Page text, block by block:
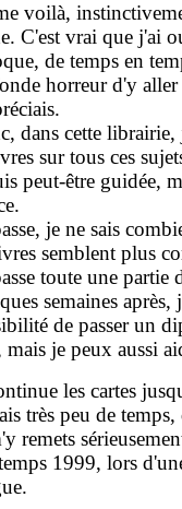
voilà,
C'est vrai que j'ai
de temps en
horreur d'y
dans cette
sur tous ces
peut-être guidée,
je ne sais
semblent plus
toute une partie
semaines
de passer un
je peux aussi
les cartes
très peu de
remets
1999, lors